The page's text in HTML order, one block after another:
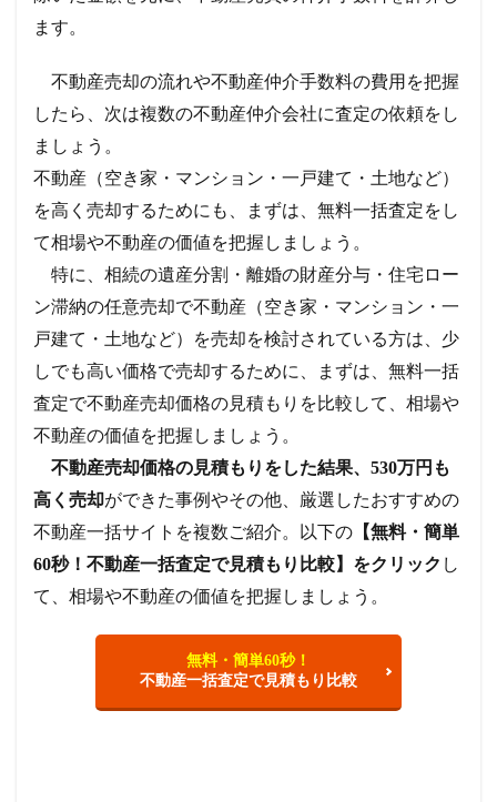
ます。
不動産売却の流れや不動産仲介手数料の費用を把握
したら、次は複数の不動産仲介会社に査定の依頼をし
ましょう。
不動産（空き家・マンション・一戸建て・土地など）
を高く売却するためにも、まずは、無料一括査定をし
て相場や不動産の価値を把握しましょう。
特に、相続の遺産分割・離婚の財産分与・住宅ロー
ン滞納の任意売却で不動産（空き家・マンション・一
戸建て・土地など）を売却を検討されている方は、少
しでも高い価格で売却するために、まずは、無料一括
査定で不動産売却価格の見積もりを比較して、相場や
不動産の価値を把握しましょう。
不動産売却価格の見積もりをした結果、530万円も
高く売却ができた事例やその他、厳選したおすすめの
不動産一括サイトを複数ご紹介。以下の 【無料・簡単
60秒！不動産一括査定で見積もり比較】をクリック し
て、相場や不動産の価値を把握しましょう。
無料・簡単60秒！
不動産一括査定で見積もり比較